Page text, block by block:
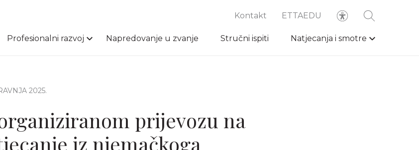
Kontakt ETTAEDU
Profesionalni razvoj Napredovanje u zvanje Stručni ispiti Natjecanja i smotre
2025.
prijevozu na
iz njemačkoga